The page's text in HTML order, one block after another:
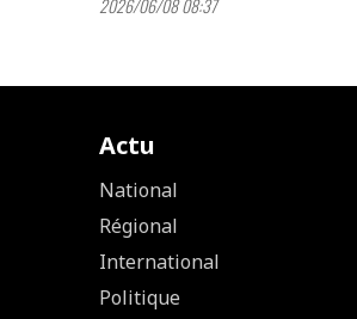
2026/06/08 08:37
Actu
National
Régional
International
Politique